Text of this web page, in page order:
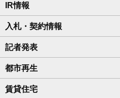
IR情報
入札・契約情報
記者発表
都市再生
賃貸住宅